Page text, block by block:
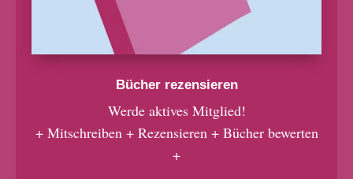
Bücher rezensieren
Werde aktives Mitglied!
+ Mitschreiben + Rezensieren + Bücher bewerten
+